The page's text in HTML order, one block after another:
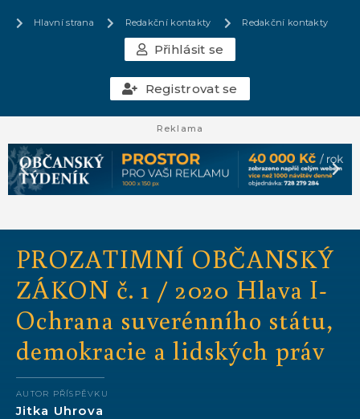
Hlavní strana Redakční kontakty Redakční kontakty
Přihlásit se
Registrovat se
Reklama
PROZATIMNÍ OBČANSKÝ
ZÁKON č. 1 / 2020 Hlava I-
Ochrana suverénního státu,
demokracie a lidských práv
AUTOR PŘÍSPĚVKU
Jitka Uhrova